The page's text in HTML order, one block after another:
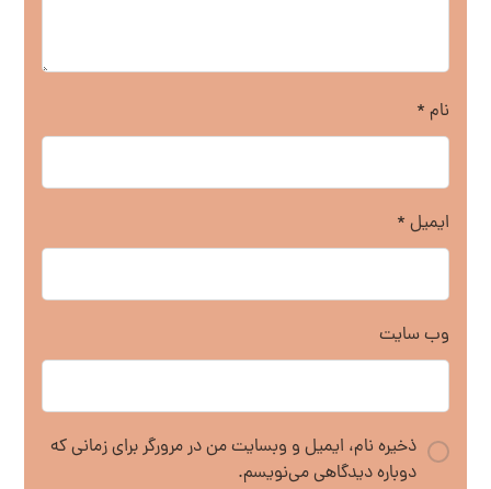
نام *
ایمیل *
وب‌ سایت
ذخیره نام، ایمیل و وبسایت من در مرورگر برای زمانی که
دوباره دیدگاهی می‌نویسم.